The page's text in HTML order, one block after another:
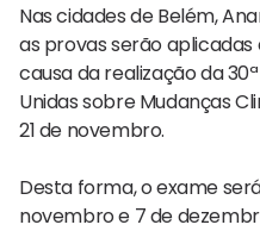
Nas cidades de Belém,
as provas serão
causa da realização da
Unidas sobre Mudanças
21 de novembro.
Desta forma, o exame
novembro e 7 de